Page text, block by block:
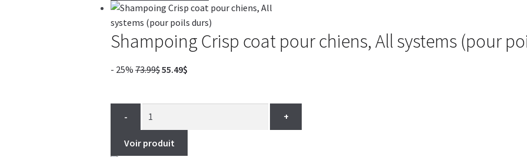
Shampoing Crisp coat pour chiens, All systems (pour
- 25% 73.99$Le
73.99$.
55.49$
55.49$.
- +
Voir produit